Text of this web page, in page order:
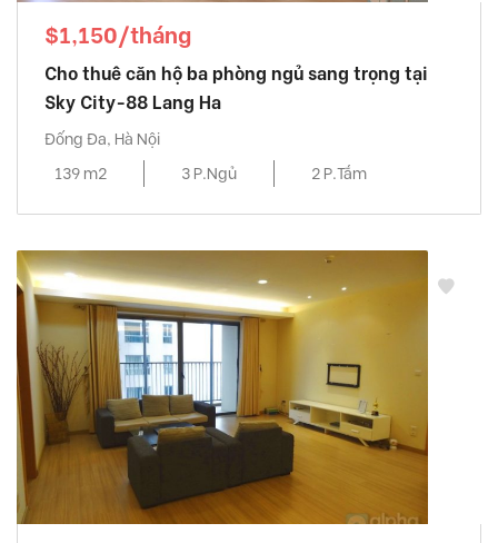
$1,150/tháng
Cho thuê căn hộ ba phòng ngủ sang trọng tại
Sky City-88 Lang Ha
Đống Đa, Hà Nội
139 m2
3 P.Ngủ 2 P.Tắm